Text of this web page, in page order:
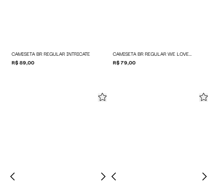
CAMISETA BR REGULAR INTRICATE
R$ 89,00
CAMISETA BR REGULAR WE LOVE BAW
R$ 79,00